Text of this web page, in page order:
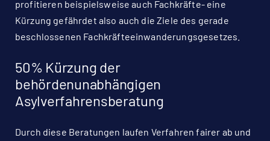
profitieren beispielsweise auch Fachkräfte- eine
Kürzung gefährdet also auch die Ziele des gerade
beschlossenen Fachkräfteeinwanderungsgesetzes.
50% Kürzung der
behördenunabhängigen
Asylverfahrensberatung
Durch diese Beratungen laufen Verfahren fairer ab und